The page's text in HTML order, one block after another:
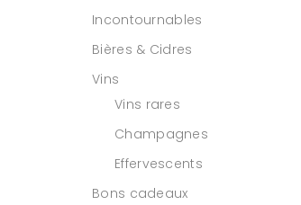
Incontournables
Bières & Cidres
Vins
Vins rares
Champagnes
Effervescents
Bons cadeaux